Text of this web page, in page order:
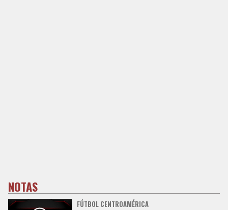
NOTAS
FÚTBOL CENTROAMÉRICA